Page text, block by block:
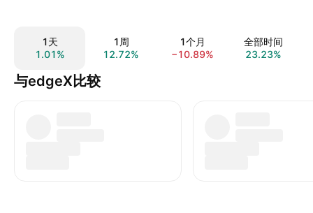
1天
1.01%
1周
12.72%
1个月
−10.89%
全部时间
23.23%
与edgeX比较